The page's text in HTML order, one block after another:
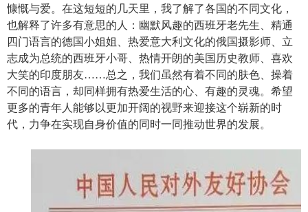
慷慨与爱。在这短短的几天里，我了解了各国的不同文化，
也解释了许多有意思的人：幽默风趣的西班牙老先生、精通
四门语言的德国小姐姐、热爱意大利文化的俄国摄影师、立
志成为总统的西班牙小哥、热情开朗的美国历史教师、喜欢
大笑的印度朋友……总之，我们虽然有着不同的肤色、操着
不同的语言，却同样拥有热爱生活的心、有趣的灵魂。希望
更多的青年人能够以更加开阔的视野来迎接这个崭新的时
代，力争在实现自身价值的同时一同推动世界的发展。